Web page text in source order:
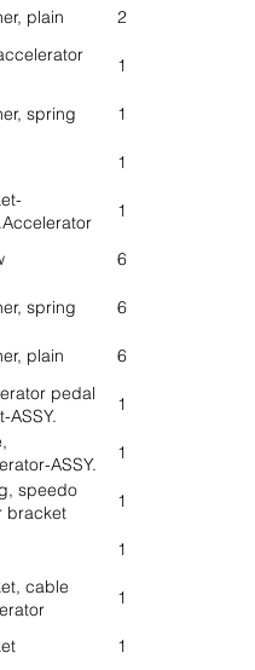
plain 2
1
spring 1
1
1
6
spring 6
plain 6
pedal
ASSY.
1
ASSY.
1
speedo
bracket
1
1
cable
1
1